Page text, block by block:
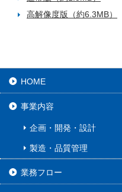
高解像度版（約6.3MB）
HOME
事業内容
企画・開発・設計
製造・品質管理
業務フロー